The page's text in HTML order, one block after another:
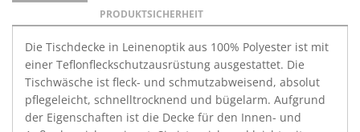
PRODUKTSICHERHEIT
Die Tischdecke in Leinenoptik aus 100% Polyester ist mit
einer Teflonfleckschutzausrüstung ausgestattet. Die
Tischwäsche ist fleck- und schmutzabweisend, absolut
pflegeleicht, schnelltrocknend und bügelarm. Aufgrund
der Eigenschaften ist die Decke für den Innen- und